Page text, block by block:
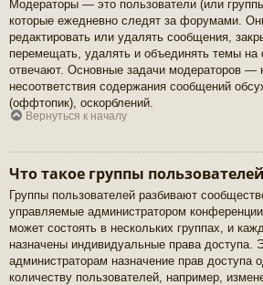
Модераторы — это пользователи (или
которые ежедневно следят за форумами.
редактировать или удалять сообщения,
перемещать, удалять и объединять темы
отвечают. Основные задачи модераторов —
несоответствия содержания сообщений
(оффтопик), оскорблений.
Вернуться к началу
Что такое группы
Группы пользователей разбивают
управляемые администратором
может состоять в нескольких группах, и
назначены индивидуальные права доступа.
администраторам назначение прав доступа
количеству пользователей, например,